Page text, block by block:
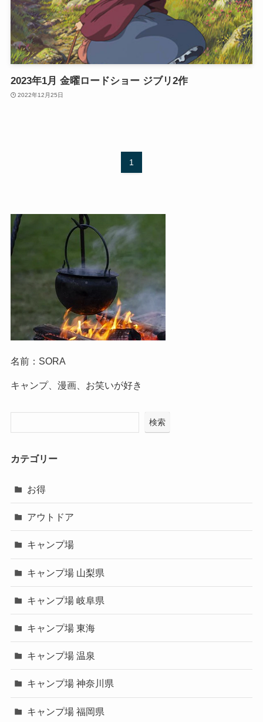
2023年1月 金曜ロードショー ジブリ2作
2022年12月25日
1
名前：SORA
キャンプ、漫画、お笑いが好き
検索
カテゴリー
お得
アウトドア
キャンプ場
キャンプ場 山梨県
キャンプ場 岐阜県
キャンプ場 東海
キャンプ場 温泉
キャンプ場 神奈川県
キャンプ場 福岡県